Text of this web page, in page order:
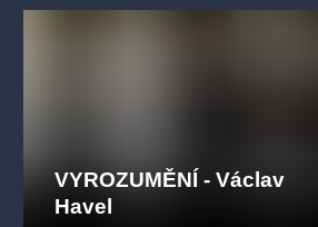
VYROZUMĚNÍ - Václav
Havel